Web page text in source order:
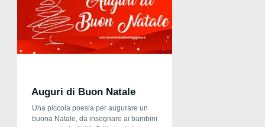
Auguri di Buon Natale
Una piccola poesia per augurare un
buona Natale, da insegnare ai bambini